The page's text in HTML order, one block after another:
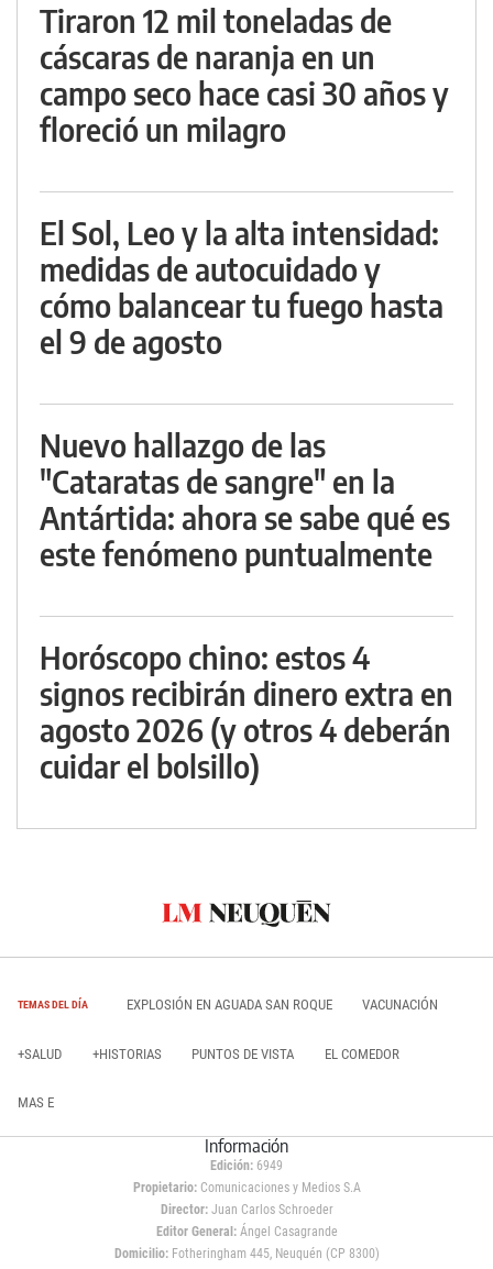
Tiraron 12 mil toneladas de
cáscaras de naranja en un
campo seco hace casi 30 años y
floreció un milagro
El Sol, Leo y la alta intensidad:
medidas de autocuidado y
cómo balancear tu fuego hasta
el 9 de agosto
Nuevo hallazgo de las
"Cataratas de sangre" en la
Antártida: ahora se sabe qué es
este fenómeno puntualmente
Horóscopo chino: estos 4
signos recibirán dinero extra en
agosto 2026 (y otros 4 deberán
cuidar el bolsillo)
TEMAS DEL DÍA EXPLOSIÓN EN AGUADA SAN ROQUE VACUNACIÓN
+SALUD +HISTORIAS PUNTOS DE VISTA EL COMEDOR
MAS E
Información
Edición: 6949
Propietario:Comunicaciones y Medios S.A
Director: Juan Carlos Schroeder
Editor General:Ángel Casagrande
Domicilio:Fotheringham 445, Neuquén (CP 8300)